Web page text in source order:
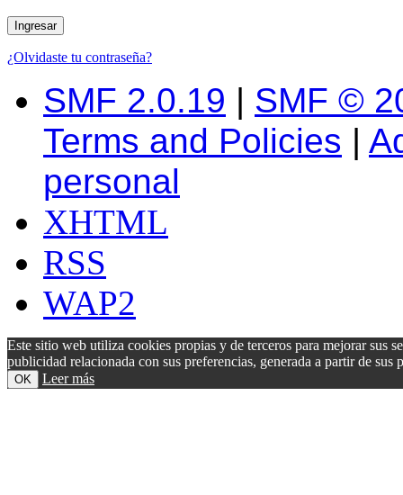
¿Olvidaste tu contraseña?
SMF 2.0.19 | SMF ©
Terms and Policies |
personal
XHTML
RSS
WAP2
Este sitio web utiliza cookies propias y de terceros para mejorar sus
publicidad relacionada con sus preferencias, generada a partir de
OK Leer más